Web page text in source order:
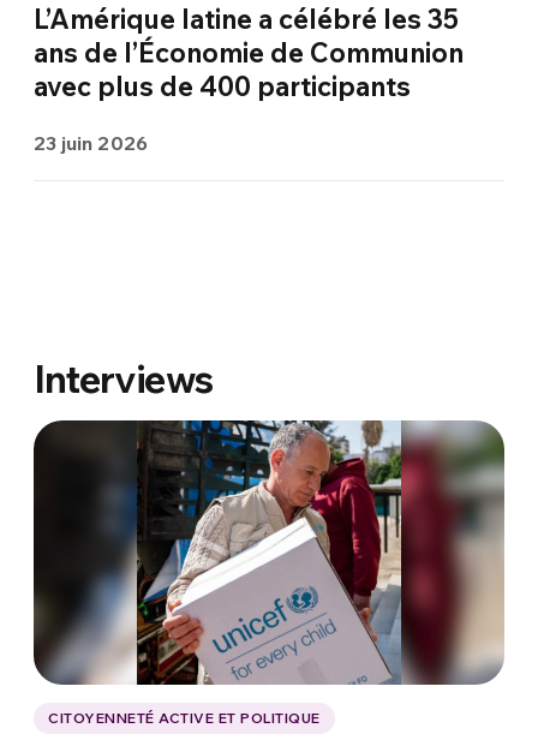
L’Amérique latine a célébré les 35
ans de l’Économie de Communion
avec plus de 400 participants
23 juin 2026
Interviews
CITOYENNETÉ ACTIVE ET POLITIQUE